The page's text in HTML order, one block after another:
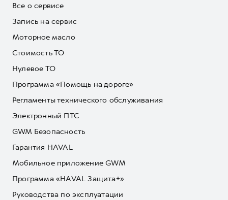
Все о сервисе
Запись на сервис
Моторное масло
Стоимость ТО
Нулевое ТО
Программа «Помощь на дороге»
Регламенты технического обслуживания
Электронный ПТС
GWM Безопасность
Гарантия HAVAL
Мобильное приложение GWM
Программа «HAVAL Защита+»
Руководства по эксплуатации